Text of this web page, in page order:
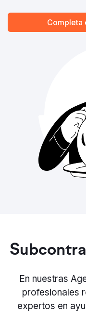
Completa
En nuestras
profesionales
expertos en